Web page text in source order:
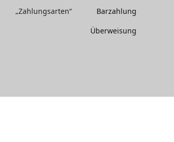
„Zahlungsarten“
Barzahlung
Überweisung